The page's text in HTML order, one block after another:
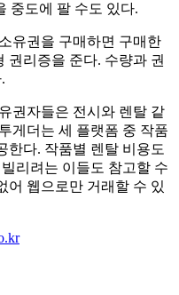
중도에 팔 수도 있다.
유권을 구매하면 구매한
권리증을 준다. 수량과 권
권자들은 전시와 렌탈 같
게더는 세 플랫폼 중 작품
한다. 작품별 렌탈 비용도
리려는 이들도 참고할 수
어 웹으로만 거래할 수 있